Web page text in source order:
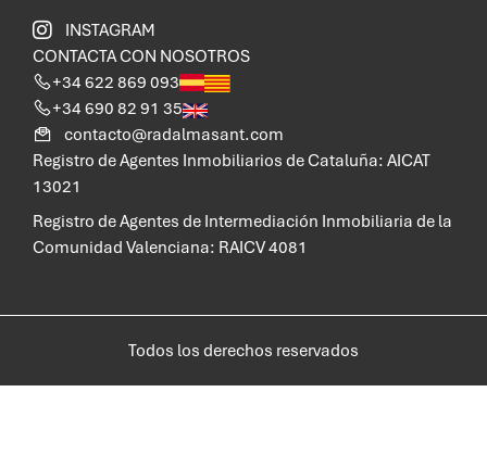
INSTAGRAM
CONTACTA CON NOSOTROS
+34 622 869 093
+34 690 82 91 35
contacto@radalmasant.com
Registro de Agentes Inmobiliarios de Cataluña: AICAT
13021
Registro de Agentes de Intermediación Inmobiliaria de la
Comunidad Valenciana: RAICV 4081
Todos los derechos reservados